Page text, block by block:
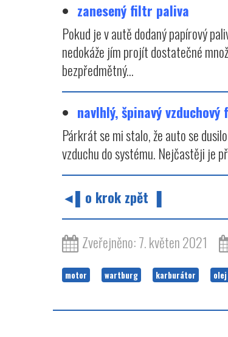
zanesený filtr paliva
Pokud je v autě dodaný papírový
nedokáže jím projít dostatečné
bezpředmětný...
navlhlý, špinavý
Párkrát se mi stalo, že auto se
vzduchu do systému. Nejčastěji je
◄▌o krok zpět ▐
Zveřejněno: 7. květen 2021
motor wartburg karburátor olej